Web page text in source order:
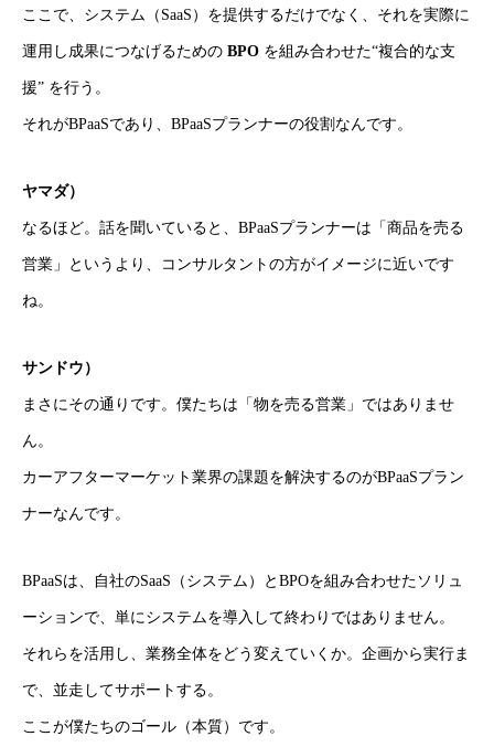
ここで、システム（SaaS）を提供するだけでなく、それを実際に
運用し成果につなげるための BPO を組み合わせた“複合的な支
援” を行う。
それがBPaaSであり、BPaaSプランナーの役割なんです。
ヤマダ）
なるほど。話を聞いていると、BPaaSプランナーは「商品を売る
営業」というより、コンサルタントの方がイメージに近いです
ね。
サンドウ）
まさにその通りです。僕たちは「物を売る営業」ではありませ
ん。
カーアフターマーケット業界の課題を解決するのがBPaaSプラン
ナーなんです。
BPaaSは、自社のSaaS（システム）とBPOを組み合わせたソリュ
ーションで、単にシステムを導入して終わりではありません。
それらを活用し、業務全体をどう変えていくか。企画から実行ま
で、並走してサポートする。
ここが僕たちのゴール（本質）です。